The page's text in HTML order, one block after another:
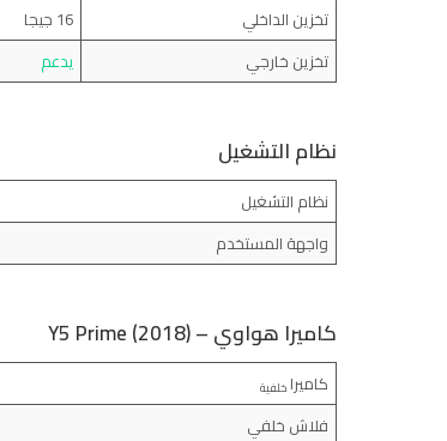
تخزين الداخلي
16 جيجا
تخزين خارجي
يدعم
نظام التشغيل
نظام التشغيل
واجهة المستخدم
كاميرا هواوي – Y5 Prime (2018)
كاميراخلفية
فلاش خلفي